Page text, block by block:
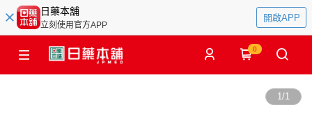
日藥本舖
立刻使用官方APP
開啟APP
0
1/1